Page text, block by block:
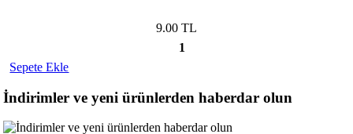
9.00 TL
1
Sepete Ekle
İndirimler ve yeni ürünlerden haberdar olun